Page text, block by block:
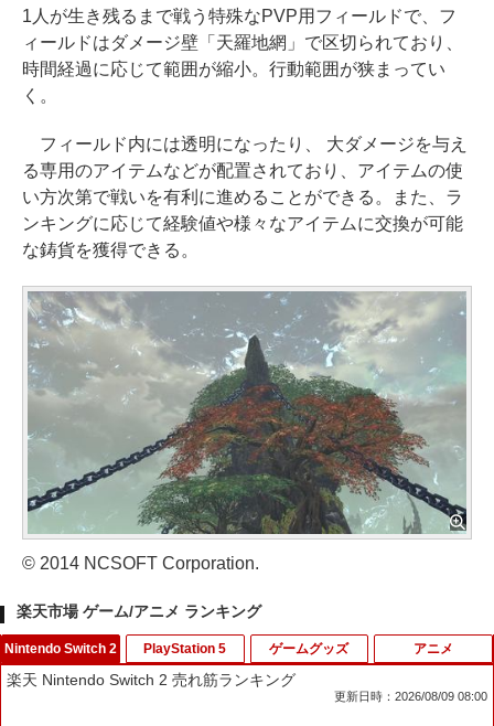
1人が生き残るまで戦う特殊なPVP用フィールドで、フ
ィールドはダメージ壁「天羅地網」で区切られており、
時間経過に応じて範囲が縮小。行動範囲が狭まってい
く。
フィールド内には透明になったり、 大ダメージを与え
る専用のアイテムなどが配置されており、アイテムの使
い方次第で戦いを有利に進めることができる。また、ラ
ンキングに応じて経験値や様々なアイテムに交換が可能
な鋳貨を獲得できる。
© 2014 NCSOFT Corporation.
楽天市場 ゲーム/アニメ ランキング
Nintendo Switch 2
楽天 Nintendo Switch 2 売れ筋ランキング
更新日時：2026/08/09 08:00
PlayStation 5 ゲームグッズ アニメ